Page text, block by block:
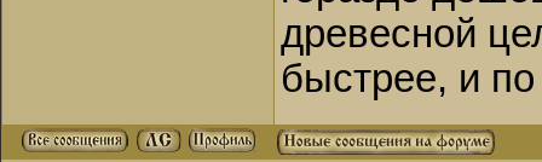
древесной
быстрее, и